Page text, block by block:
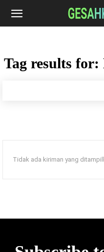
Tag results for:
Tidak ada kiriman yang